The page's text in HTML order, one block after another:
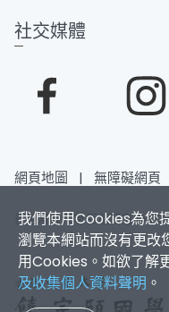
我們使用Cookies為您
瀏覽本網站而沒有更改
用Cookies。如欲了解
及收集個人資料聲明 。
社交媒體
網頁地圖 | 無障礙網頁
香港浸會大學 版權所有 ©